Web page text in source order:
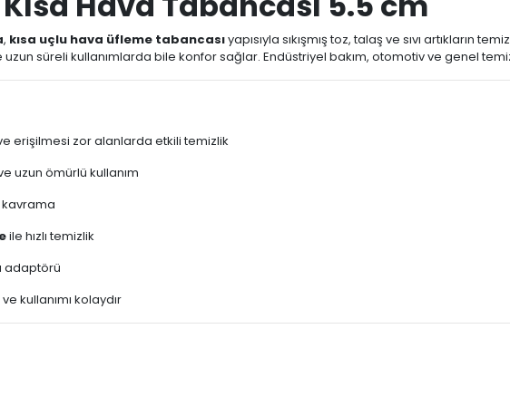
, kısa uçlu hava üfleme tabancasıyapısıyla sıkışmış toz, talaş ve sıvı artıkların
süreli kullanımlarda bile konfor sağlar. Endüstriyel bakım, otomotiv ve genel
erişilmesi zor alanlarda etkili temizlik
uzun ömürlü kullanım
ile hızlı temizlik
adaptörü
kullanımı kolaydır